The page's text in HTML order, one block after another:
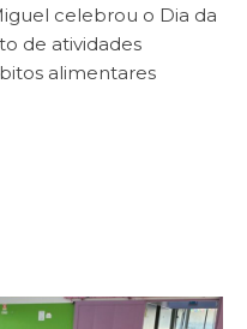
celebrou o Dia da
de atividades
alimentares